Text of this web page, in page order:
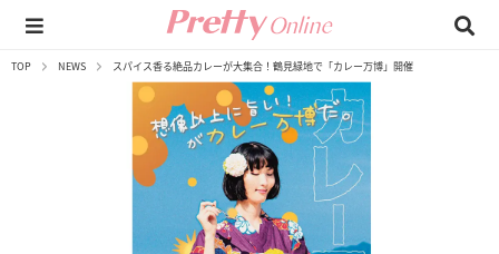
TOP NEWS スパイス香る絶品カレーが大集合！鶴見緑地で「カレー万博」開催